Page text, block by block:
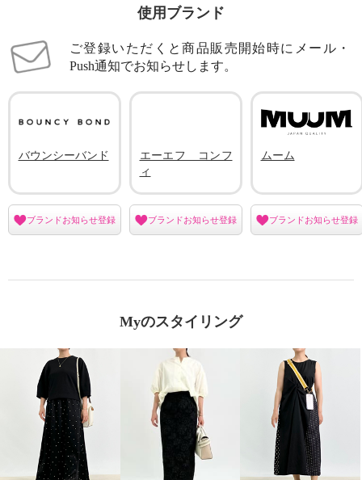
使用ブランド
ご登録いただくと商品販売開始時にメール・
Push通知でお知らせします。
バウンシーバンド
ブランドお知らせ登録
エーエフ コンフ
ィ
ブランドお知らせ登録
ムーム
ブランドお知らせ登録
Myのスタイリング